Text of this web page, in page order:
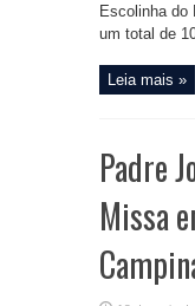
Escolinha do
um total de
Leia mais »
Padre
Missa